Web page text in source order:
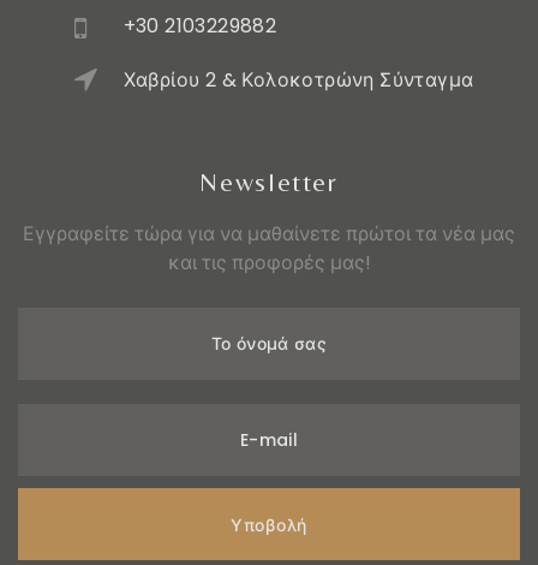
+30 2103229882
Χαβρίου 2 & Κολοκοτρώνη Σύνταγμα
Newsletter
Εγγραφείτε τώρα για να μαθαίνετε πρώτοι τα νέα μας
και τις προφορές μας!
Το όνομά σας
E-mail
Υποβολή